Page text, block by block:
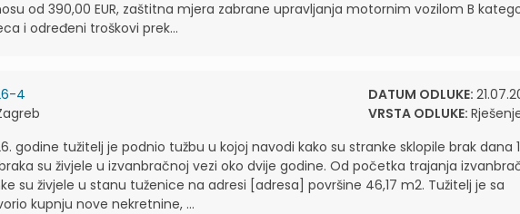
od 390,00 EUR, zaštitna mjera zabrane upravljanja motornim vozilom B
i određeni troškovi prek...
4
DATUM ODLUKE:
VRSTA ODLUKE:
godine tužitelj je podnio tužbu u kojoj navodi kako su stranke sklopile brak dana
su živjele u izvanbračnoj vezi oko dvije godine. Od početka trajanja
su živjele u stanu tuženice na adresi [adresa] površine 46,17 m2. Tužitelj je sa
kupnju nove nekretnine, ...